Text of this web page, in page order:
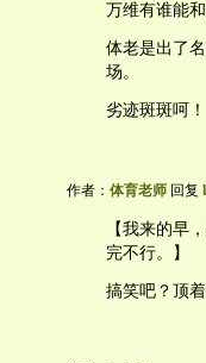
万维有谁能
体老是出了
场。
劣迹斑斑呵！
作者： 体育老师 回复
【我来的早
完不行。】
搞笑吧？顶